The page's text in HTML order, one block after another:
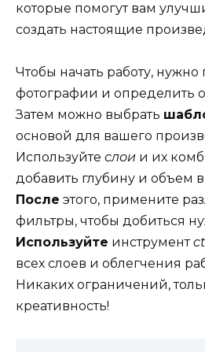
которые помогут вам
создать настоящие
Чтобы начать работу, нужно
фотографии и определить
Затем можно выбрать
основой для вашего
Используйте слои и их
добавить глубину и объем
После этого, примените
фильтры, чтобы добиться
Используйте инструмент
всех слоев и облегчения
Никаких ограничений,
креативность!